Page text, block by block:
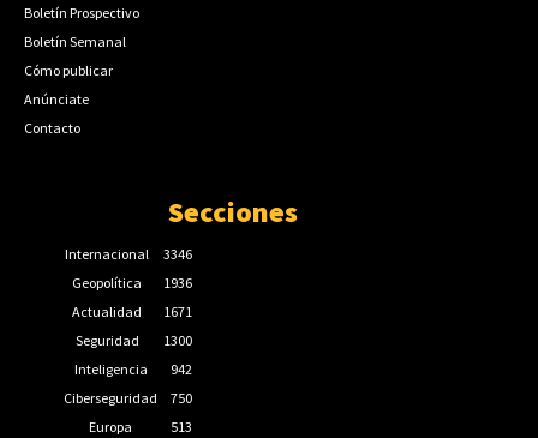
Boletín Prospectivo
Boletín Semanal
Cómo publicar
Anúnciate
Contacto
Secciones
Internacional
3346
Geopolítica
1936
Actualidad
1671
Seguridad
1300
Inteligencia
942
Ciberseguridad
750
Europa
513